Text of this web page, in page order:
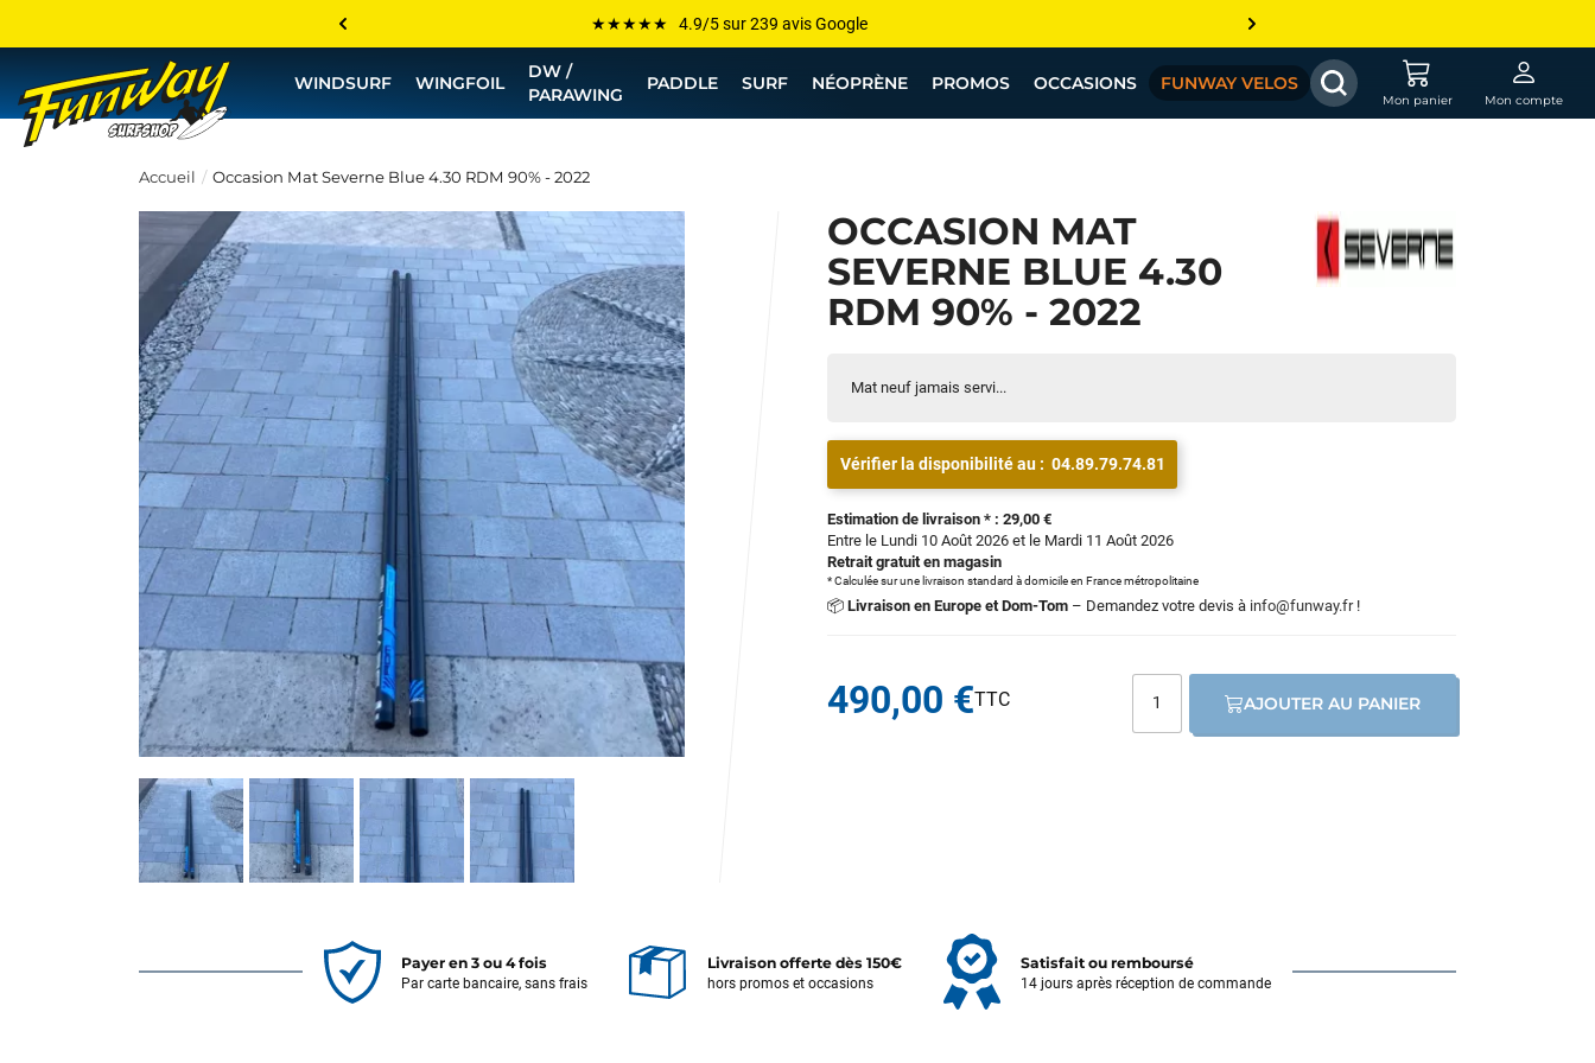
Les plus grandes marques sont chez Funway
Jusqu’à -75% de remise sur le windsurf, wingfoil, etc...
💰 Meilleur prix garanti — Moins cher ailleurs ? On s’aligne !
WINDSURF WINGFOIL
DW /
PARAWING
PADDLE SURF NÉOPRÈNE PROMOS OCCASIONS FUNWAY VELOS
Mon panier Mon compte
Accueil Occasion Mat Severne Blue 4.30 RDM 90% - 2022
OCCASION MAT
SEVERNE BLUE 4.30
RDM 90% - 2022
Mat neuf jamais servi...
Vérifier la disponibilité au : 04.89.79.74.81
Estimation de livraison * : 29,00 €
Entre le Lundi 10 Août 2026 et le Mardi 11 Août 2026
Retrait gratuit en magasin
* Calculée sur une livraison standard à domicile en France métropolitaine
📦 Livraison en Europe et Dom-Tom – Demandez votre devis à info@funway.fr!
490,00 € AJOUTER AU PANIER
Payer en 3 ou 4 fois
Par carte bancaire, sans frais
Livraison offerte dès 150€
hors promos et occasions
Satisfait ou remboursé
14 jours après réception de commande